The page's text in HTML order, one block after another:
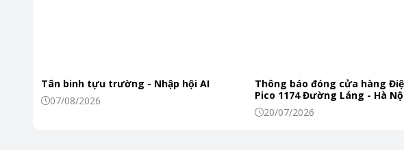
Tân binh tựu trường - Nhập hội AI
07/08/2026
Thông báo đóng cửa hàng
Pico 1174 Đường Láng - Hà
20/07/2026